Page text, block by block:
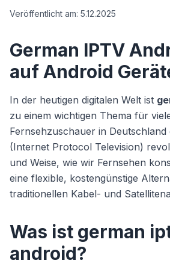
Veröffentlicht am: 5.12.2025
German IPTV
auf Android
In der heutigen digitalen Welt ist
zu einem wichtigen Thema für
Fernsehzuschauer in
(Internet Protocol Television)
und Weise, wie wir Fernsehen
eine flexible, kostengünstige
traditionellen Kabel- und
Was ist german
android?